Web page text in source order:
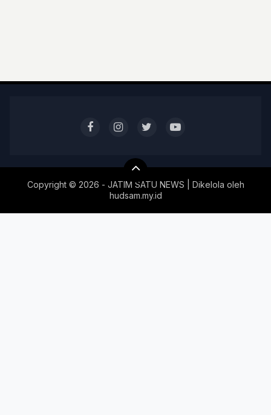
Copyright © 2026 - JATIM SATU NEWS | Dikelola oleh
hudsam.my.id